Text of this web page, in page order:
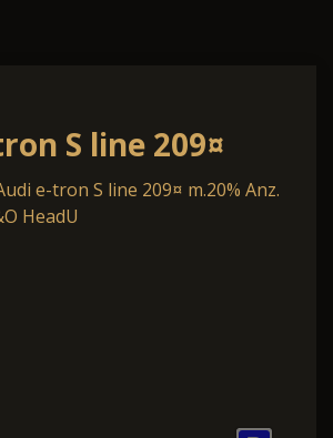
S line 209¤
AHK PANO